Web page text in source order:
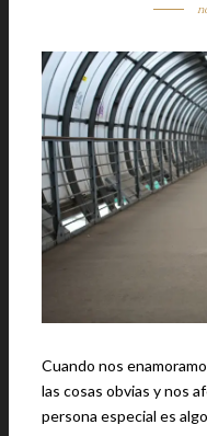
Cuando nos
las cosas obvias y nos